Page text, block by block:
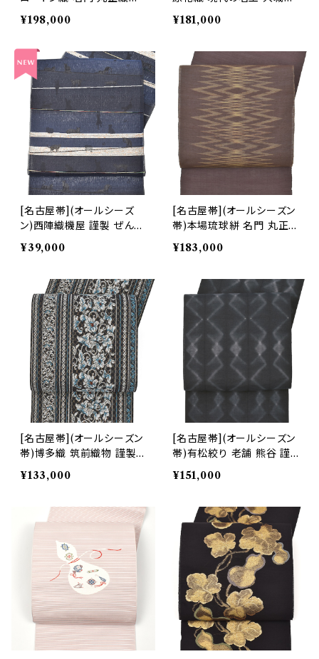
謹製『marumasa.fab』八
寸帯 正絹 日本製(商品番
¥198,000
夫 作 手織り 八寸帯 正絹
日本製(商品番号:22506)
¥181,000
[名古屋帯](オールシーズ
ン)西陣織機屋 謹製 ぜんま
い段 ねこ散歩 九寸帯 正絹
日本製(商品番号:22459)
¥39,000
[名古屋帯](オールシーズン
帯)本場琉球絣 名門 丸正
織物 謹製 九寸帯 正絹 日
本製(商品番号:21262)
¥183,000
[名古屋帯](オールシーズン
帯)博多織 筑前織物 謹製
捩れ組織 八寸帯 正絹 日本
製(商品番号:22086)
¥133,000
[名古屋帯](オールシーズン
帯)有松絞り 老舗 熊谷 謹
製『滲月』糸縫い絞り 芭蕉
糸/苧麻糸 九寸帯 日本製
¥151,000